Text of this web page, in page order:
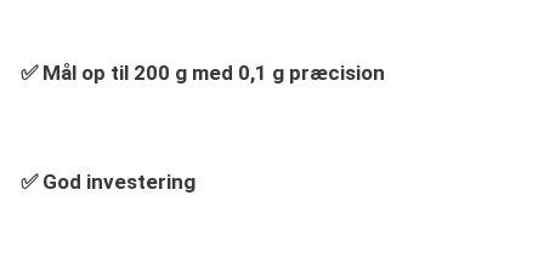
✅ Mål op til 200 g med 0,1 g præcision
✅ God investering